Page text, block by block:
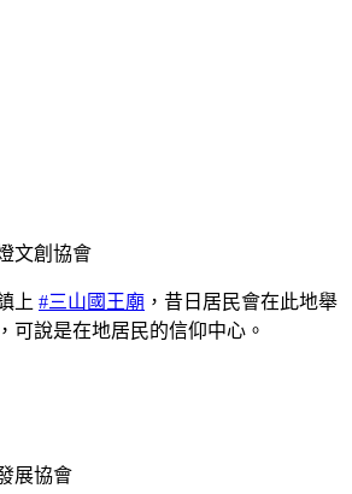
文創協會
上 #三山國王廟 ，昔日居民會在此地舉
可說是在地居民的信仰中心。
展協會